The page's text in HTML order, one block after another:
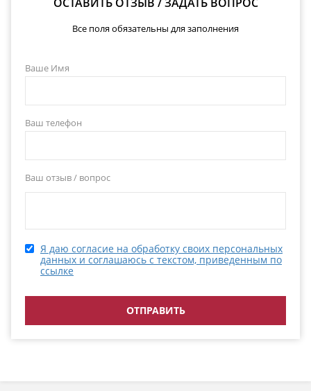
Все поля обязательны для заполнения
Ваше Имя
Ваш телефон
Ваш отзыв / вопрос
Я даю согласие на обработку своих персональных
данных и соглашаюсь с текстом, приведенным по
ссылке